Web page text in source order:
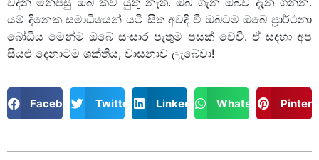
යම් දිනෙක සමාධියෙන් යටි සිත අවදි වී ඔබටම ඔබේ ප්‍රාර්ථනා
බෝධිය මෙන්ම ඔබේ සංසාර පැතුම පසක් වේවි. ඒ සදහා අප
සියළු දෙනාටම ශක්තිය, වාසනාව ලැබේවා!
Facebook Twitter LinkedIn WhatsApp